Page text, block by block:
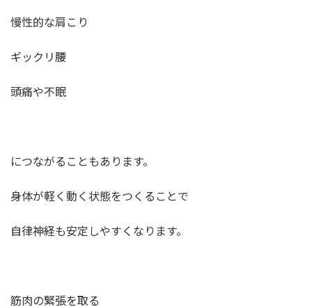
慢性的な肩こり
ギックリ腰
頭痛や不眠
につながることもあります。
身体が軽く動く状態をつくることで
自律神経も安定しやすくなります。
筋肉の緊張を取る